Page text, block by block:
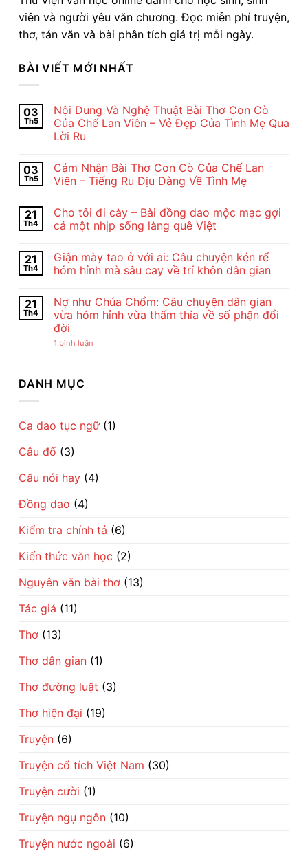
viên và người yêu văn chương. Đọc miễn phí truyện,
thơ, tản văn và bài phân tích giá trị mỗi ngày.
BÀI VIẾT MỚI NHẤT
03
Th5
Nội Dung Và Nghệ Thuật Bài Thơ Con Cò
Của Chế Lan Viên – Vẻ Đẹp Của Tình Mẹ Qua
Lời Ru
bình
luận
ở
Và
Nghệ
Thuật
Con
Cò
Của
Viên
–
Vẻ
Đẹp
Của
Tình
Ru
03
Th5
Cảm Nhận Bài Thơ Con Cò Của Chế Lan
Viên – Tiếng Ru Dịu Dàng Về Tình Mẹ
bình
luận
ở
Bài
Thơ
Con
Chế
Lan
Viên
–
Tiếng
Ru
Tình
21
Th4
Cho tôi đi cày – Bài đồng dao mộc mạc gợi
cả một nhịp sống làng quê Việt
bình
luận
ở
đi
cày
–
Bài
đồng
dao
cả
quê
21
Th4
Giận mày tao ở với ai: Câu chuyện kén rể
hóm hỉnh mà sâu cay về trí khôn dân gian
bình
luận
ở
Giận
mày
tao
Câu
chuyện
hỉnh
sâu
cay
trí
khôn
gian
21
Th4
Nợ như Chúa Chổm: Câu chuyện dân gian
vừa hóm hỉnh vừa thấm thía về số phận đổi
đời
1 bình luận
vừa
hóm
về
số
DANH MỤC
Ca dao tục ngữ(1)
Câu đố (3)
Câu nói hay (4)
Đồng dao (4)
Kiểm tra chính tả (6)
Kiến thức văn học (2)
Nguyên văn bài thơ (13)
Tác giả (11)
Thơ (13)
Thơ dân gian (1)
Thơ đường luật (3)
Thơ hiện đại (19)
Truyện (6)
Truyện cổ tích Việt Nam (30)
Truyện cười (1)
Truyện ngụ ngôn (10)
Truyện nước ngoài (6)